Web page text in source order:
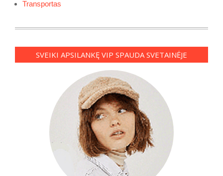
Transportas
SVEIKI APSILANKĘ VIP SPAUDA SVETAINĖJE